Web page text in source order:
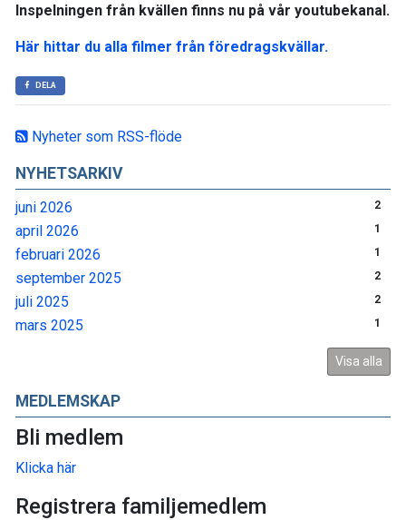
Nyheter som RSS-flöde
NYHETSARKIV
juni 2026 2
april 2026 1
februari 2026 1
september 2025 2
juli 2025 2
mars 2025 1
Visa alla
MEDLEMSKAP
Bli medlem
Klicka här
Registrera familjemedlem
Inspelningen från kvällen finns nu på vår youtubekanal.
Här hittar du alla filmer från föredragskvällar.
DELA